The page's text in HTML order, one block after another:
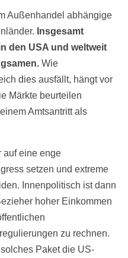
Außenhandel abhängige
Insgesamt
den USA und weltweit
Wie
dies ausfällt, hängt vor
Märkte beurteilen
Amtsantritt als
auf eine enge
setzen und extreme
Innenpolitisch ist dann
hoher Einkommen
zu rechnen.
Paket die US-